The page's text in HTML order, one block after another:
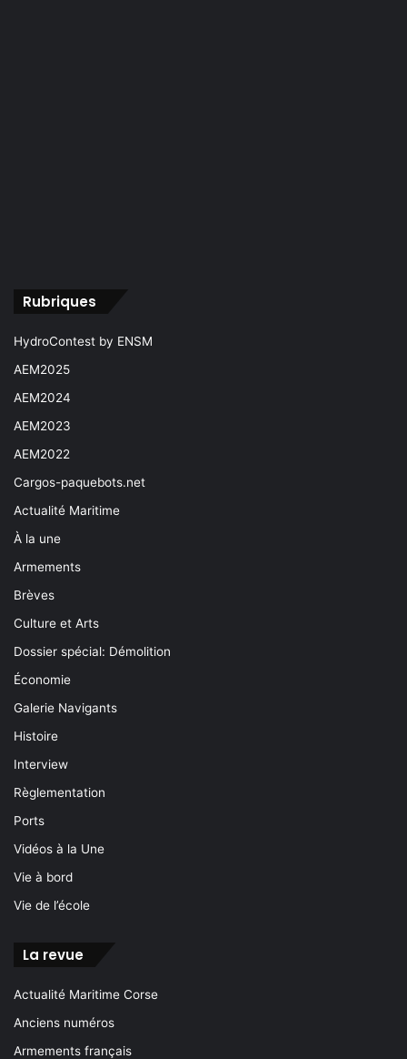
Rubriques
HydroContest by ENSM
AEM2025
AEM2024
AEM2023
AEM2022
Cargos-paquebots.net
Actualité Maritime
À la une
Armements
Brèves
Culture et Arts
Dossier spécial: Démolition
Économie
Galerie Navigants
Histoire
Interview
Règlementation
Ports
Vidéos à la Une
Vie à bord
Vie de l’école
La revue
Actualité Maritime Corse
Anciens numéros
Armements français